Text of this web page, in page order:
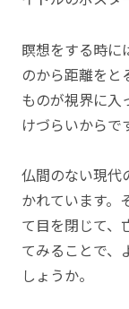
瞑想をする時に
のから距離をと
ものが視界に入
けづらいからで
仏間のない現代
かれています。
て目を閉じて、
てみることで、
しょうか。